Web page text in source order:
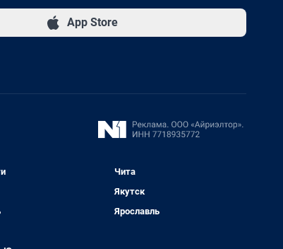
App Store
Чита
Якутск
Ярославль